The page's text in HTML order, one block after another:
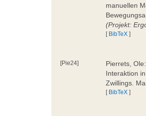
manuellen
(Projekt:
[ BibTeX ]
[Pie24]
Pierrets,
Interaktion
Zwillings.
[ BibTeX ]